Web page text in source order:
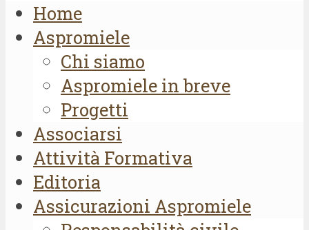
Home
Aspromiele
Chi siamo
Aspromiele in breve
Progetti
Associarsi
Attività Formativa
Editoria
Assicurazioni Aspromiele